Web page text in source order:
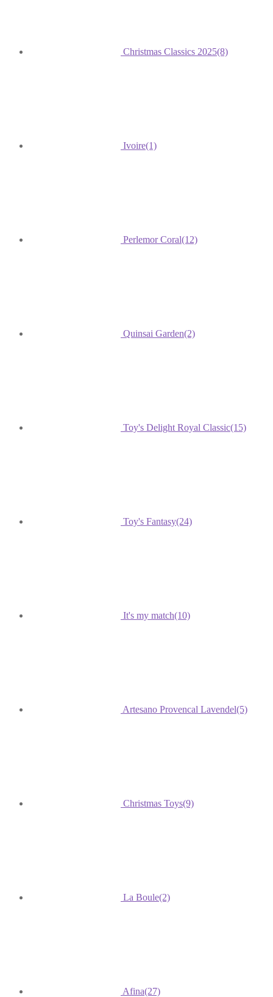
Christmas Classics 2025(8)
Ivoire(1)
Perlemor Coral(12)
Quinsai Garden(2)
Toy's Delight Royal Classic(15)
Toy's Fantasy(24)
It's my match(10)
Artesano Provencal Lavendel(5)
Christmas Toys(9)
La Boule(2)
Afina(27)